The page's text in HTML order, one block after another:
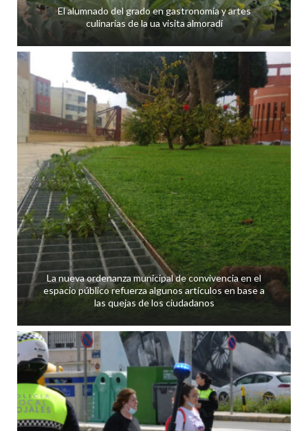
El alumnado del grado en gastronomía y artes
culinarias de la ua visita almoradí
La nueva ordenanza municipal de convivencia en el
espacio público refuerza algunos artículos en base a
las quejas de los ciudadanos